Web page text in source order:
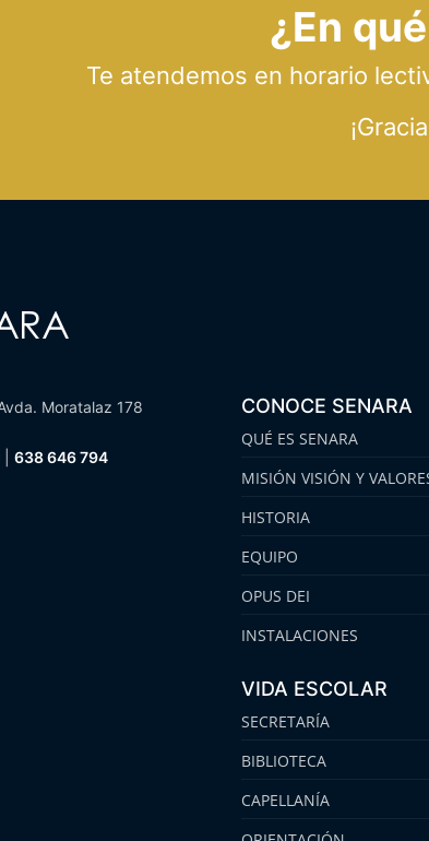
¿En
Te atendemos en horario
Moratalaz 178
638 646 794
CONOCE SENARA
QUÉ ES SENARA
MISIÓN VISIÓN Y
HISTORIA
EQUIPO
OPUS DEI
INSTALACIONES
VIDA ESCOLAR
SECRETARÍA
BIBLIOTECA
CAPELLANÍA